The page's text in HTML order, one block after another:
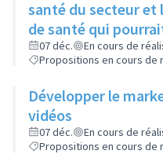
santé du secteur
de santé qui
professionnel
07 déc.
En cours de
Propositions en cours de
Développer le
vidéos
07 déc.
En cours de
Propositions en cours de